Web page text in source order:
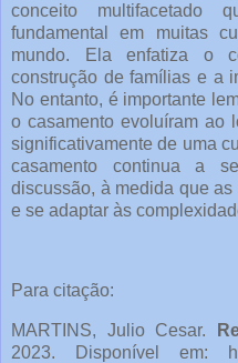
conceito multifacetado
fundamental em muitas
mundo. Ela enfatiza o
construção de famílias e a
No entanto, é importante
o casamento evoluíram ao
significativamente de uma
casamento continua a
discussão, à medida que
e se adaptar às
Para citação:
MARTINS, Julio Cesar.
2023. Disponível em: